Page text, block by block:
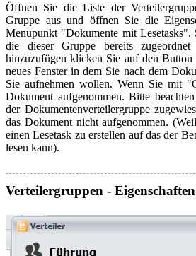
Öffnen Sie die Liste der
Gruppe aus und öffnen Sie die
Menüpunkt "Dokumente mit Lesetasks".
die dieser Gruppe bereits
hinzuzufügen klicken Sie auf den
neues Fenster in dem Sie nach dem
Sie aufnehmen wollen. Wenn Sie mit
Dokument aufgenommen. Bitte
der Dokumentenverteilergruppe
das Dokument nicht aufgenommen.
einen Lesetask zu erstellen auf das der
lesen kann).
Verteilergruppen - Eigenschaften